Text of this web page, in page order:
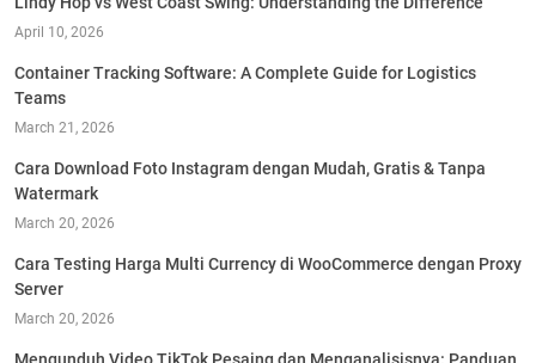
April 10, 2026
Container Tracking Software: A Complete Guide for Logistics
Teams
March 21, 2026
Cara Download Foto Instagram dengan Mudah, Gratis & Tanpa
Watermark
March 20, 2026
Cara Testing Harga Multi Currency di WooCommerce dengan Proxy
Server
March 20, 2026